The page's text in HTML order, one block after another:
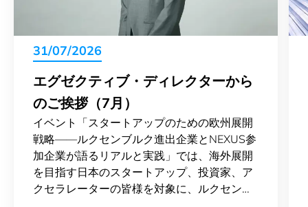
31/07/2026
エグゼクティブ・ディレクターから
のご挨拶（7月）
イベント「スタートアップのための欧州展開
戦略——ルクセンブルク進出企業とNEXUS参
加企業が語るリアルと実践」では、海外展開
を目指す日本のスタートアップ、投資家、ア
クセラレーターの皆様を対象に、ルクセンブ